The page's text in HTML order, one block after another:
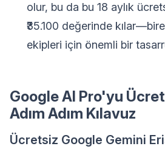
olur, bu da bu 18 aylık
₹35.100 değerinde
ekipleri için önemli bir
Google AI Pro'yu
Adım Adım Kılavuz
Ücretsiz Google Gemini